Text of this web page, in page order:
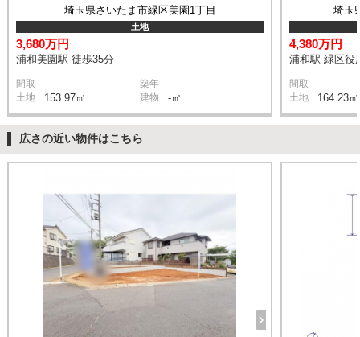
埼玉県さいたま市緑区美園1丁目
土地
3,680万円
浦和美園駅 徒歩35分
間取 - 築年 -
土地 153.97㎡ 建物 -㎡
埼玉
4,380万円
浦和駅 緑区役
間取 -
土地 164.23㎡
広さの近い物件はこちら